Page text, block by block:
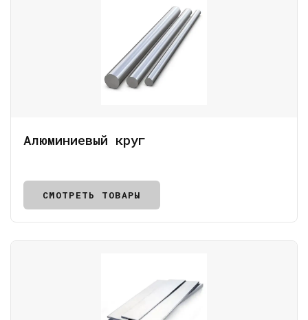
Алюминиевый круг
СМОТРЕТЬ ТОВАРЫ